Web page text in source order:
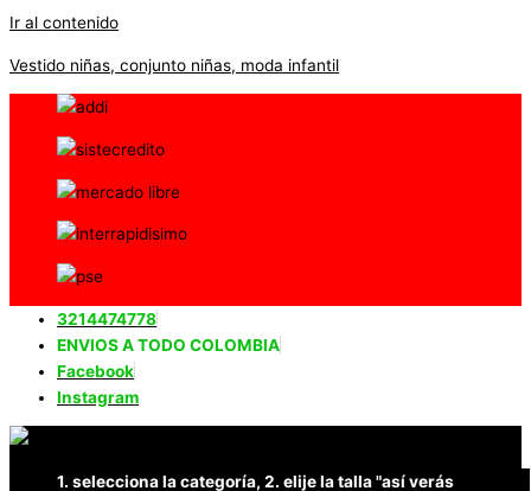
Ir al contenido
Vestido niñas, conjunto niñas, moda infantil
3214474778
ENVIOS A TODO COLOMBIA
Facebook
Instagram
1. selecciona la categoría, 2. elije la talla "así verás